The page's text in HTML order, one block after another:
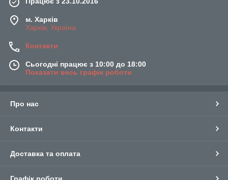
м. Харків
Харків, Україна
Контакти
Сьогодні працює з 10:00 до 18:00
Показати весь графік роботи
Про нас
Контакти
Доставка та оплата